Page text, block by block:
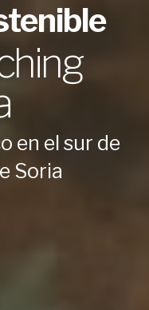
en el sur de
Soria